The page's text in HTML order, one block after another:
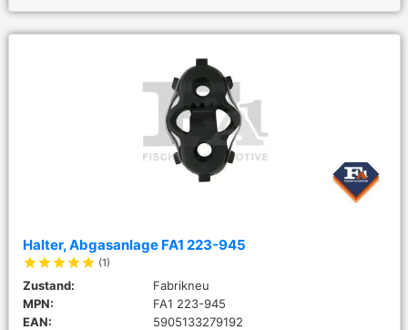
Halter, Abgasanlage FA1 223-945
starstarstarstarstar (1)
Zustand:
Fabrikneu
MPN:
FA1 223-945
EAN:
5905133279192